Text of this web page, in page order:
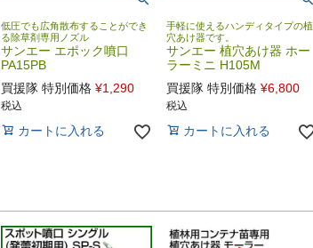
低圧でも広角散布することができ
る除草剤専用ノズル
サンエー エポック噴口
PA15PB
買援隊 特別価格 ¥1,290
税込
カートに入れる
手軽に使えるハンディタイプの植
穴あけ器です。
サンエー 植穴あけ器 ホー
ラーミニ H105M
買援隊 特別価格 ¥6,800
税込
カートに入れる